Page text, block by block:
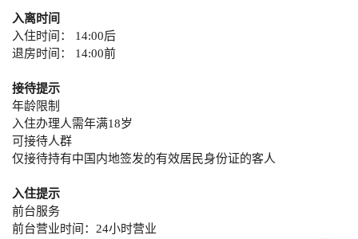
入离时间
入住时间： 14:00后
退房时间： 14:00前
接待提示
年龄限制
入住办理人需年满18岁
可接待人群
仅接待持有中国内地签发的有效居民身份证的客人
入住提示
前台服务
前台营业时间：24小时营业